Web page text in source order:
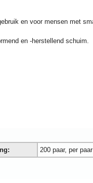
en voor mensen met
en -herstellend schuim.
200 paar, per